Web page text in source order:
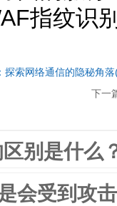
指纹识
索网络通信的隐秘角
下一
别是什么
会受到攻